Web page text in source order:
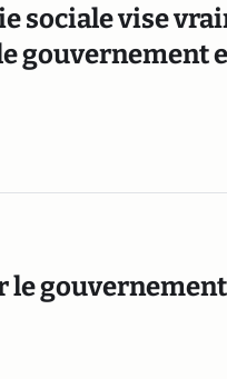
sociale vise
gouvernement
le gouvernement